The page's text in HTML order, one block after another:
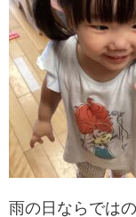
雨の日ならでは